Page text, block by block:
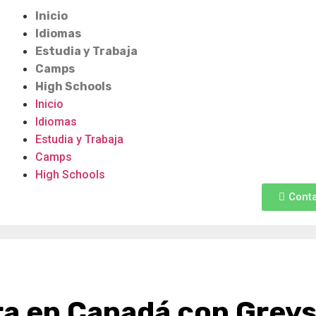
Inicio
Idiomas
Estudia y Trabaja
Camps
High Schools
Inicio
Idiomas
Estudia y Trabaja
Camps
High Schools